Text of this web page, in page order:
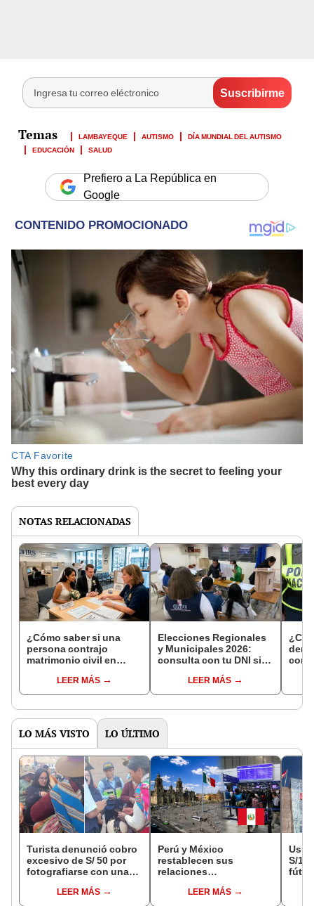
LAMBAYEQUE AUTISMO
DÍA MUNDIAL DEL AUTISMO
EDUCACIÓN
SALUD
Prefiero a La República en
Google
NOTAS RELACIONADAS
¿Cómo saber si una
persona contrajo
matrimonio civil en
LEER MÁS
Elecciones Regionales
y Municipales 2026:
consulta con tu DNI si
de mesa para este 4 de
octubre en el link oficial
LEER MÁS
con
LO MÁS VISTO LO ÚLTIMO
Turista denunció cobro
excesivo de S/ 50 por
fotografiarse con una
Serenazgo recuperó el
LEER MÁS
Perú y México
restablecen sus
relaciones
anulan los visados?
LEER MÁS
S/